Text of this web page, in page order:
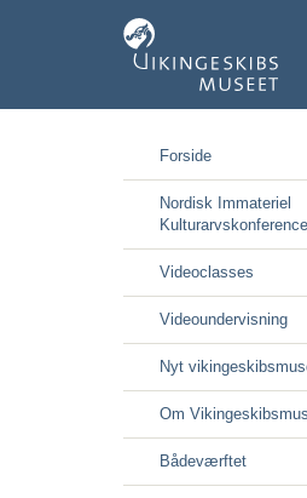
Forside
Nordisk Immateriel
Kulturarvskonference
Videoclasses
Videoundervisning
Nyt
Om
Bådeværftet